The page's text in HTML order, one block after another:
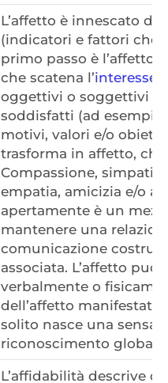
L’affetto è innescato
(indicatori e fattori che
primo passo è l’affetto
che scatena l’interesse
oggettivi o soggettivi
soddisfatti (ad
motivi, valori e/o
trasforma in affetto,
Compassione, simpatia,
empatia, amicizia e/o
apertamente è un
mantenere una
comunicazione
associata. L’affetto può
verbalmente o
dell’affetto
solito nasce una
riconoscimento globale.
L’affidabilità descrive